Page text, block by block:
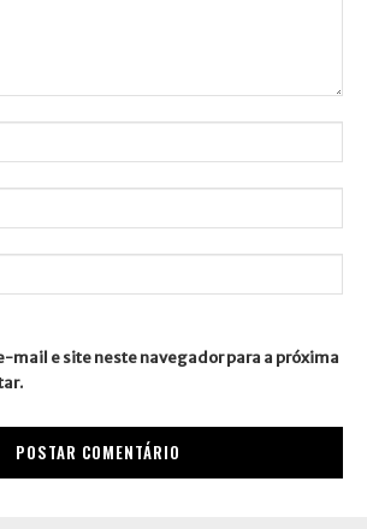
mail e site neste navegador para a próxima